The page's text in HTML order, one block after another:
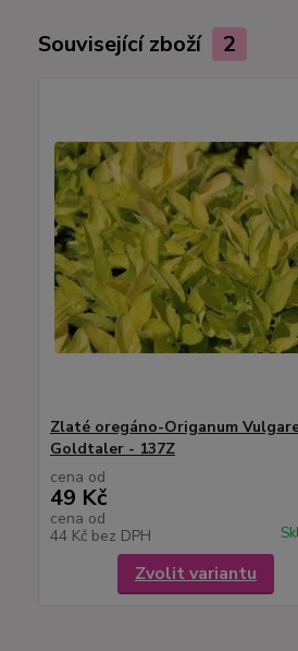
Související zboží 2
Zlaté oregáno-Origanum
Goldtaler - 137Z
cena od
49 Kč
cena od
44 Kč bez DPH
Zvolit variantu